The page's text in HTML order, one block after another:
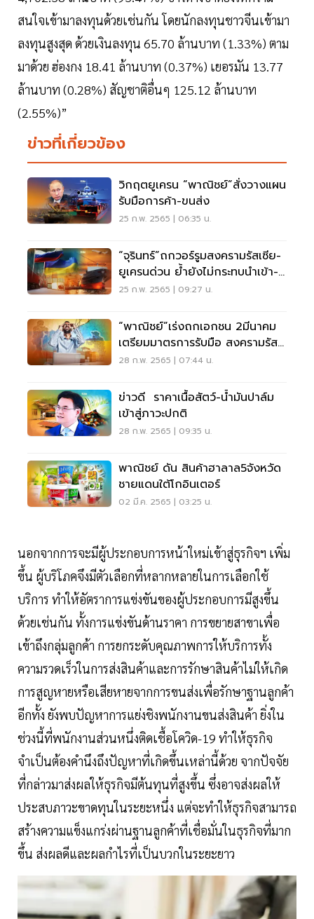
สนใจเข้ามาลงทุนด้วยเช่นกัน โดยนักลงทุนชาวจีนเข้ามา
ลงทุนสูงสุด ด้วยเงินลงทุน 65.70 ล้านบาท (1.33%) ตาม
มาด้วย ฮ่องกง 18.41 ล้านบาท (0.37%) เยอรมัน 13.77
ล้านบาท (0.28%) สัญชาติอื่นๆ 125.12 ล้านบาท
(2.55%)”
ข่าวที่เกี่ยวข้อง
วิกฤตยูเครน “พาณิชย์”สั่งวางแผน
รับมือการค้า-ขนส่ง
25 ก.พ. 2565 | 06:35 น.
“จุรินทร์”ถกวอร์รูมสงครามรัสเซีย-
ยูเครนด่วน ย้ำยังไม่กระทบนำเข้า-
ส่งออก
25 ก.พ. 2565 | 09:27 น.
“พาณิชย์”เร่งถกเอกชน 2มีนาคม
เตรียมมาตรการรับมือ สงครามรัส
เชีย-ยูเครน
28 ก.พ. 2565 | 07:44 น.
ข่าวดี ราคาเนื้อสัตว์-น้ำมันปาล์ม
เข้าสู่ภาวะปกติ
28 ก.พ. 2565 | 09:35 น.
พาณิชย์ ดัน สินค้าฮาลาล5จังหวัด
ชายแดนใต้โกอินเตอร์
02 มี.ค. 2565 | 03:25 น.
นอกจากการจะมีผู้ประกอบการหน้าใหม่เข้าสู่ธุรกิจฯ เพิ่ม
ขึ้น ผู้บริโภคจึงมีตัวเลือกที่หลากหลายในการเลือกใช้
บริการ ทำให้อัตราการแข่งขันของผู้ประกอบการมีสูงขึ้น
ด้วยเช่นกัน ทั้งการแข่งขันด้านราคา การขยายสาขาเพื่อ
เข้าถึงกลุ่มลูกค้า การยกระดับคุณภาพการให้บริการทั้ง
ความรวดเร็วในการส่งสินค้าและการรักษาสินค้าไม่ให้เกิด
การสูญหายหรือเสียหายจากการขนส่งเพื่อรักษาฐานลูกค้า
อีกทั้ง ยังพบปัญหาการแย่งชิงพนักงานขนส่งสินค้า ยิ่งใน
ช่วงนี้ที่พนักงานส่วนหนึ่งติดเชื้อโควิด-19 ทำให้ธุรกิจ
จำเป็นต้องคำนึงถึงปัญหาที่เกิดขึ้นเหล่านี้ด้วย จากปัจจัย
ที่กล่าวมาส่งผลให้ธุรกิจมีต้นทุนที่สูงขึ้น ซึ่งอาจส่งผลให้
ประสบภาวะขาดทุนในระยะหนึ่ง แต่จะทำให้ธุรกิจสามารถ
สร้างความแข็งแกร่งผ่านฐานลูกค้าที่เชื่อมั่นในธุรกิจที่มาก
ขึ้น ส่งผลดีและผลกำไรที่เป็นบวกในระยะยาว